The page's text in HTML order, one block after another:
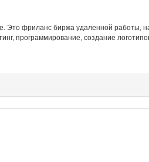
фриланс биржа удаленной работы,
программирование, создание